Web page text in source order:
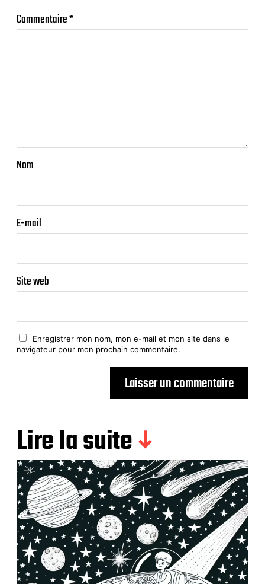
Commentaire*
Nom
E-mail
Site web
Enregistrer mon nom, mon e-mail et mon site dans le
navigateur pour mon prochain commentaire.
Lire la suite